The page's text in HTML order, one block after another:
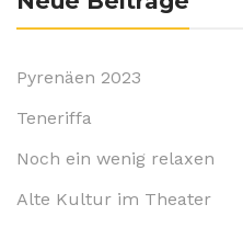
Pyrenäen 2023
Teneriffa
Noch ein wenig relaxen
Alte Kultur im Theater